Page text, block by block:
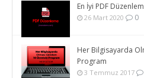
En İyi PDF
26 Mart 2020 0
Her Bilgisayarda
Program
3 Temmuz 2017